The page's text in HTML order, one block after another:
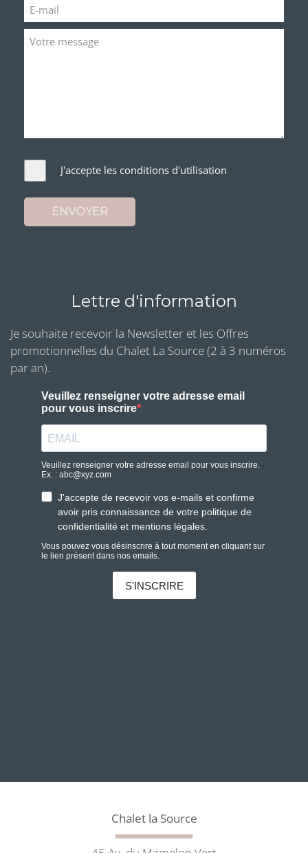
J'accepte les conditions d'utilisation
ENVOYER
Lettre d'information
Je souhaite recevoir la Newsletter et les Offres
promotionnelles du Chalet La Source (2 à 3 numéros
par an).
Chalet la Source